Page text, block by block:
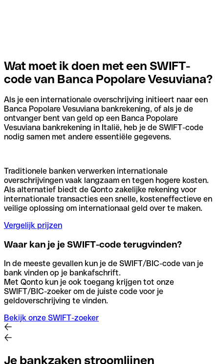
Wat moet ik doen met een SWIFT-
code van Banca Popolare Vesuviana?
Als je een internationale overschrijving initieert naar een
Banca Popolare Vesuviana bankrekening, of als je de
ontvanger bent van geld op een Banca Popolare
Vesuviana bankrekening in Italië, heb je de SWIFT-code
nodig samen met andere essentiële gegevens.
Traditionele banken verwerken internationale
overschrijvingen vaak langzaam en tegen hogere kosten.
Als alternatief biedt de Qonto zakelijke rekening voor
internationale transacties een snelle, kosteneffectieve en
veilige oplossing om internationaal geld over te maken.
Vergelijk prijzen
Waar kan je je SWIFT-code terugvinden?
In de meeste gevallen kun je de SWIFT/BIC-code van je
bank vinden op je bankafschrift.
Met Qonto kun je ook toegang krijgen tot onze
SWIFT/BIC-zoeker om de juiste code voor je
geldoverschrijving te vinden.
Bekijk onze SWIFT-zoeker
Je bankzaken stroomlijnen